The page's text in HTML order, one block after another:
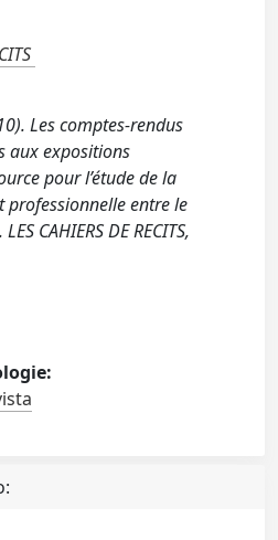
Les comptes-rendus
aux expositions
pour l’étude de la
professionnelle entre le
CAHIERS DE RECITS,